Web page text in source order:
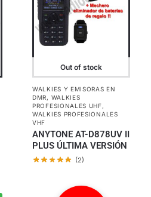
Out of stock
WALKIES Y EMISORAS EN
DMR, WALKIES
PROFESIONALES UHF,
WALKIES PROFESIONALES
VHF
ANYTONE AT-D878UV II
PLUS ÚLTIMA VERSIÓN
(2)